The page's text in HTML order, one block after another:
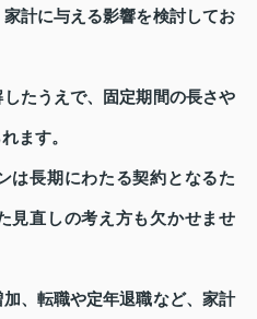
計に与える影響を検討してお
たうえで、固定期間の長さや
ます。
は長期にわたる契約となるた
見直しの考え方も欠かせませ
、転職や定年退職など、家計